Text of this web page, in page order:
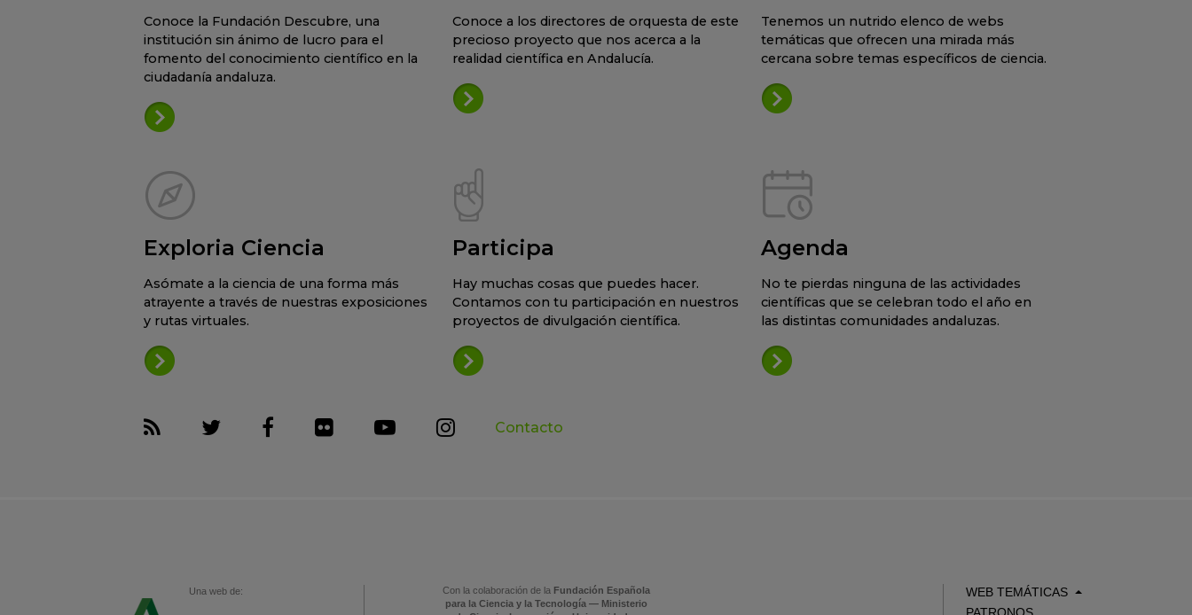
Conoce la Fundación Descubre, una
institución sin ánimo de lucro para el
fomento del conocimiento científico en la
ciudadanía andaluza.
Conoce a los directores de orquesta de este
precioso proyecto que nos acerca a la
realidad científica en Andalucía.
Tenemos un nutrido elenco de webs
temáticas que ofrecen una mirada más
cercana sobre temas específicos de ciencia.
Exploria Ciencia
Asómate a la ciencia de una forma más
atrayente a través de nuestras exposiciones
y rutas virtuales.
Participa
Hay muchas cosas que puedes hacer.
Contamos con tu participación en nuestros
proyectos de divulgación científica.
Agenda
No te pierdas ninguna de las actividades
científicas que se celebran todo el año en
las distintas comunidades andaluzas.
Contacto
Una web de: Con la colaboración de la Fundación Española
para la Ciencia y la Tecnología — Ministerio
WEB TEMÁTICAS